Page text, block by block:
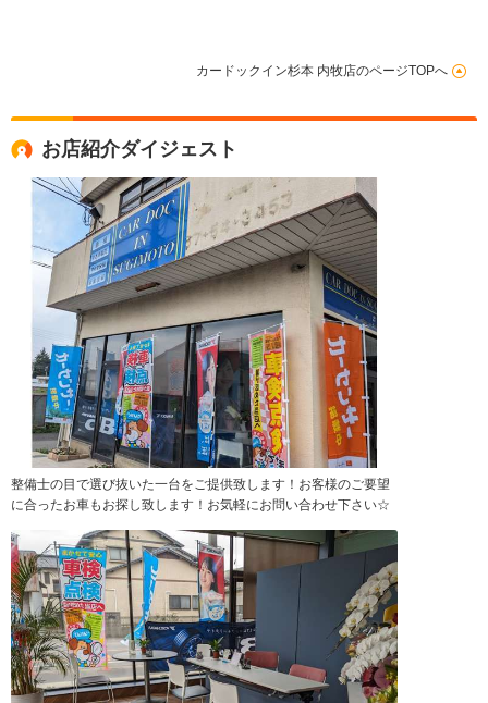
カードックイン杉本 内牧店のページTOPへ
お店紹介ダイジェスト
整備士の目で選び抜いた一台をご提供致します！お客様のご要望
に合ったお車もお探し致します！お気軽にお問い合わせ下さい☆